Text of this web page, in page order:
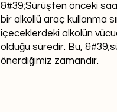
&#39;Sürüşten önceki
bir alkollü araç kullanma
içeceklerdeki alkolün
olduğu süredir. Bu,
önerdiğimiz zamandır.